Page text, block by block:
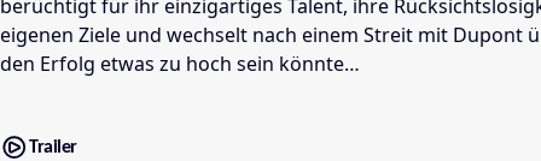
berüchtigt für ihr einzigartiges Talent, ihre
eigenen Ziele und wechselt nach einem Streit mit Dupont
den Erfolg etwas zu hoch sein könnte…
Trailer